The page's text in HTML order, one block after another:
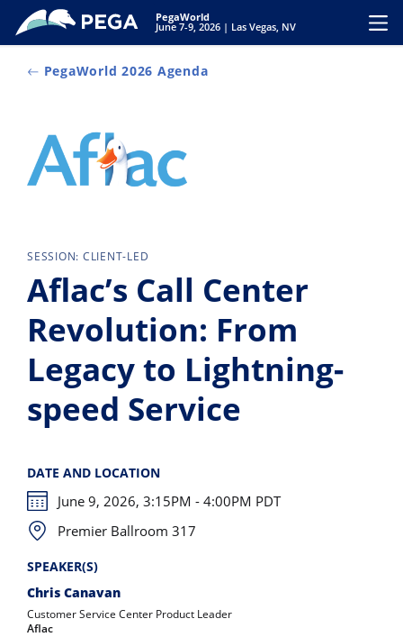
Passer directement au contenu principal
PegaWorld
June 7-9, 2026 | Las Vegas, NV
PegaWorld 2026 Agenda
SESSION: CLIENT-LED
Aflac’s Call Center
Revolution: From
Legacy to Lightning-
speed Service
DATE AND LOCATION
June 9, 2026, 3:15PM - 4:00PM PDT
Premier Ballroom 317
SPEAKER(S)
Chris Canavan
Customer Service Center Product Leader
Aflac